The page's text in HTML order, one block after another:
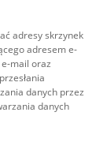
adresy skrzynek
adresem e-
mail oraz
danych przez
danych